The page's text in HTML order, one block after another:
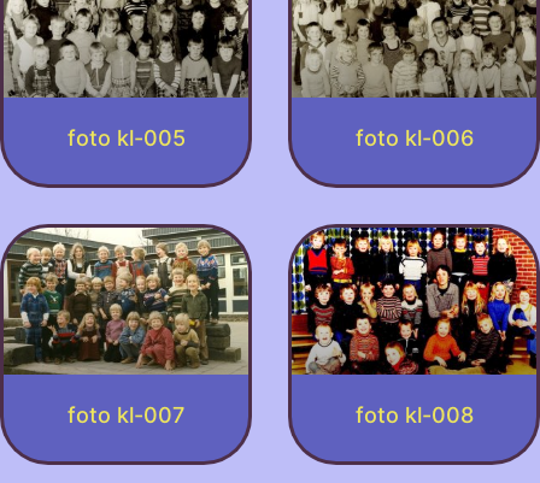
foto kl-005 foto kl-006
foto kl-007 foto kl-008